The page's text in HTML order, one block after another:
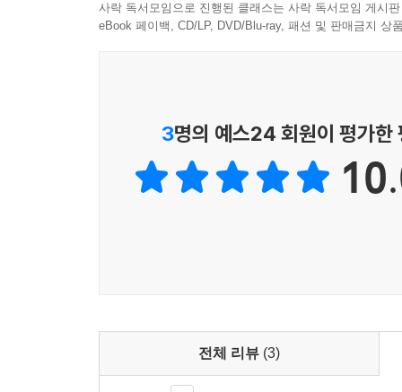
사락 독서모임으로 진행된 클래스는 사락 독서모임 게시
eBook 페이백, CD/LP, DVD/Blu-ray, 패션 및 판매금지 상
3명의 예스24 회원이 평가한
전체 리뷰 (3)